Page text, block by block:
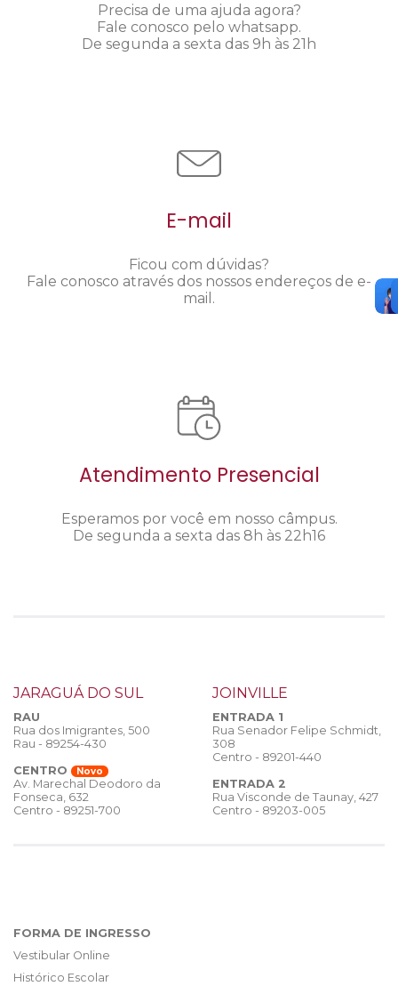
Precisa de uma ajuda agora?
Fale conosco pelo whatsapp.
De segunda a sexta das 9h às 21h
E-mail
Ficou com dúvidas?
Fale conosco através dos nossos endereços de e-
mail.
Atendimento Presencial
Esperamos por você em nosso câmpus.
De segunda a sexta das 8h às 22h16
JARAGUÁ DO SUL
RAU
Rua dos Imigrantes, 500
Rau - 89254-430
CENTRO
Novo
Av. Marechal Deodoro da
Fonseca, 632
Centro - 89251-700
JOINVILLE
ENTRADA 1
Rua Senador Felipe Schmidt,
308
Centro - 89201-440
ENTRADA 2
Rua Visconde de Taunay, 427
Centro - 89203-005
FORMA DE INGRESSO
Vestibular Online
Histórico Escolar